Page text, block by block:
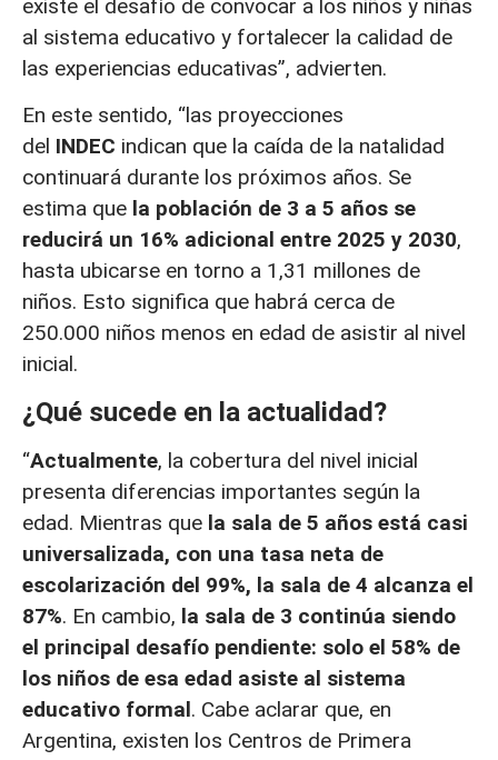
existe el desafío de convocar a los niños y niñas
al sistema educativo y fortalecer la calidad de
las experiencias educativas”, advierten.
En este sentido, “las proyecciones
del INDEC indican que la caída de la natalidad
continuará durante los próximos años. Se
estima que la población de 3 a 5 años se
reducirá un 16% adicional entre 2025 y 2030,
hasta ubicarse en torno a 1,31 millones de
niños. Esto significa que habrá cerca de
250.000 niños menos en edad de asistir al nivel
inicial.
¿Qué sucede en la actualidad?
“Actualmente, la cobertura del nivel inicial
presenta diferencias importantes según la
edad. Mientras que la sala de 5 años está casi
universalizada, con una tasa neta de
escolarización del 99%, la sala de 4 alcanza el
87%. En cambio, la sala de 3 continúa siendo
el principal desafío pendiente: solo el 58% de
los niños de esa edad asiste al sistema
educativo formal. Cabe aclarar que, en
Argentina, existen los Centros de Primera